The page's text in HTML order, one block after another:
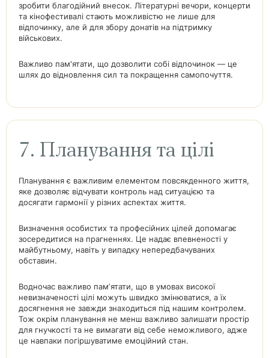
зробити благодійний внесок. Літературні вечори, концерти
та кінофестивалі стають можливістю не лише для
відпочинку, але й для збору донатів на підтримку
військових.
Важливо пам'ятати, що дозволити собі відпочинок — це
шлях до відновлення сил та покращення самопочуття.
7. Планування та цілі
Планування є важливим елементом повсякденного життя,
яке дозволяє відчувати контроль над ситуацією та
досягати гармонії у різних аспектах життя.
Визначення особистих та професійних цілей допомагає
зосередитися на прагненнях. Це надає впевненості у
майбутньому, навіть у випадку непередбачуваних
обставин.
Водночас важливо памʼятати, що в умовах високої
невизначеності цілі можуть швидко змінюватися, а їх
досягнення не завжди знаходиться під нашим контролем.
Тож окрім планування не менш важливо залишати простір
для гнучкості та не вимагати від себе неможливого, адже
це навпаки погіршуватиме емоційний стан.